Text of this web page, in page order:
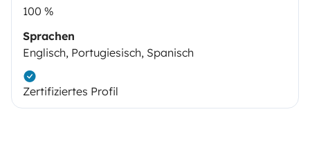
100 %
Sprachen
Englisch, Portugiesisch, Spanisch
Zertifiziertes Profil